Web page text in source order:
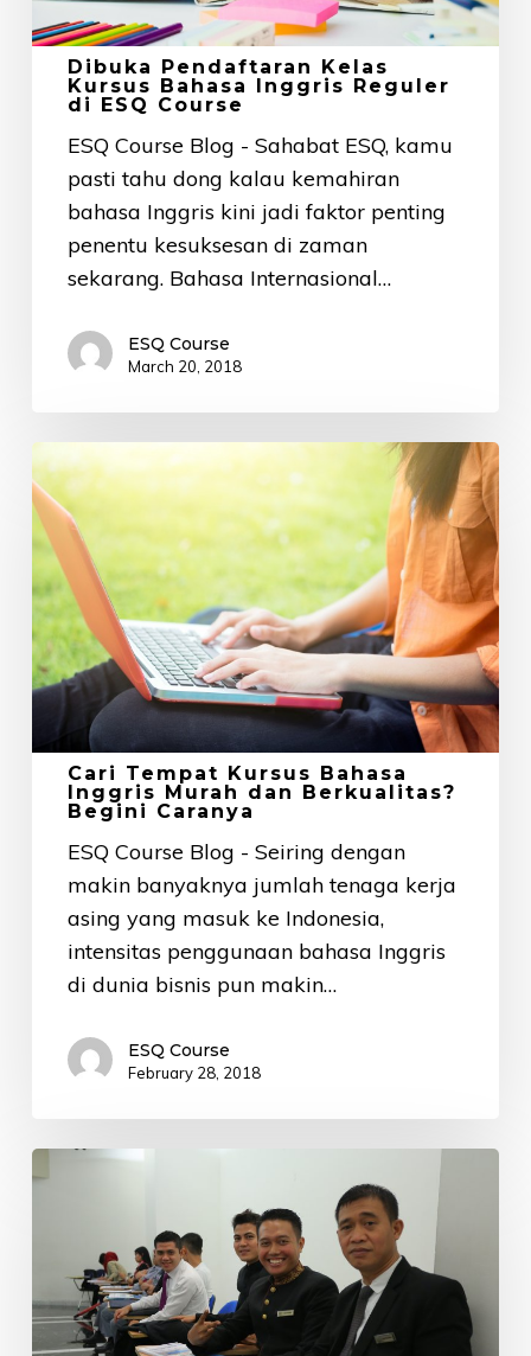
ESQ
Course
Dibuka Pendaftaran Kelas
Kursus Bahasa Inggris Reguler
di ESQ Course
ESQ Course Blog - Sahabat ESQ, kamu
pasti tahu dong kalau kemahiran
bahasa Inggris kini jadi faktor penting
penentu kesuksesan di zaman
sekarang. Bahasa Internasional…
ESQ Course
March 20, 2018
Cari
Tempat
Kursus
Bahasa
Inggris
Murah
dan
Berkualitas?
Begini
Caranya
Cari Tempat Kursus Bahasa
Inggris Murah dan Berkualitas?
Begini Caranya
ESQ Course Blog - Seiring dengan
makin banyaknya jumlah tenaga kerja
asing yang masuk ke Indonesia,
intensitas penggunaan bahasa Inggris
di dunia bisnis pun makin…
ESQ Course
February 28, 2018
Tempat
Inggris
Perusahaan
Terbaik